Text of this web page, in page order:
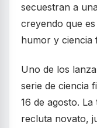
secuestran a
creyendo que
humor y ciencia
Uno de los
serie de ciencia
16 de agosto.
recluta novato,